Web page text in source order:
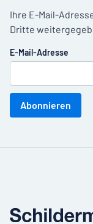
Ihre E-Mail-
Dritte
E-Mail-Adresse
Abonnieren